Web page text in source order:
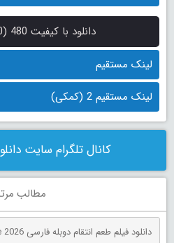
دانلود با کیفیت 480 (600 مگابایت )
لینک مستقیم
لینک مستقیم 2 (کمکی)
کانال تلگرام سایت
مطالب
دانلود فیلم طعم انتقام دوبله فارسی One Spoon of Chocolate 2026